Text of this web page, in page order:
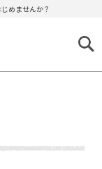
めませんか？